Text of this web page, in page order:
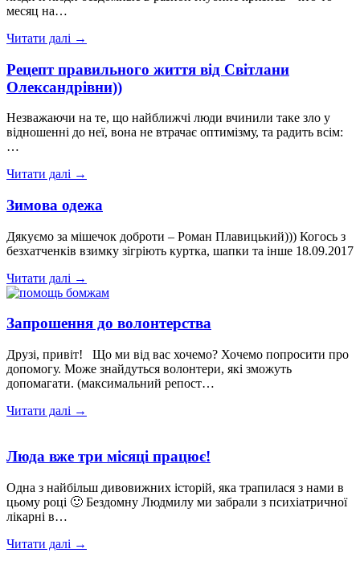
месяц на…
Читати далі →
Рецепт правильного життя від Світлани
Олександрівни))
Незважаючи на те, що найближчі люди вчинили таке зло у
відношенні до неї, вона не втрачає оптимізму, та радить всім:
…
Читати далі →
Зимова одежа
Дякуємо за мішечок доброти – Роман Плавицький))) Когось з
безхатченків взимку зігріють куртка, шапки та інше 18.09.2017
Читати далі →
Запрошення до волонтерства
Друзі, привіт! Що ми від вас хочемо? Хочемо попросити про
допомогу. Може знайдуться волонтери, які зможуть
допомагати. (максимальний репост…
Читати далі →
Люда вже три місяці працює!
Одна з найбільш дивовижних історій, яка трапилася з нами в
цьому році 🙂 Бездомну Людмилу ми забрали з психіатричної
лікарні в…
Читати далі →